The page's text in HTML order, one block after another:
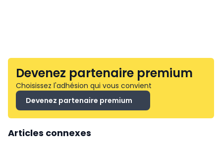
Devenez partenaire premium
Choisissez l'adhésion qui vous convient
Devenez partenaire premium
Articles connexes